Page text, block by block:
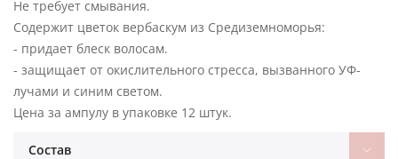
Не требует смывания.
Содержит цветок вербаскум из Средиземноморья:
- придает блеск волосам.
- защищает от окислительного стресса, вызванного УФ-
лучами и синим светом.
Цена за ампулу в упаковке 12 штук.
Состав